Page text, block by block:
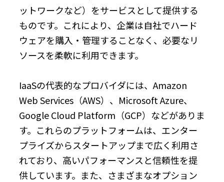
ットワークなど）をサービスとして提供する
ものです。これにより、企業は自社でハード
ウェアを購入・管理することなく、必要なリ
ソースを柔軟に利用できます。
IaaSの代表的なプロバイダには、Amazon
Web Services（AWS）、Microsoft Azure、
Google Cloud Platform（GCP）などがありま
す。これらのプラットフォームは、エンター
プライズからスタートアップまで広く利用さ
れており、高いパフォーマンスと信頼性を提
供しています。また、さまざまなオプション